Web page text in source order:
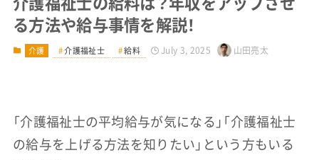
介護福祉士の給料は？年収をアップさせ
る方法や給与事情を解説！
介護 介護福祉士 給料 July 3, 2025 山田亮太
「介護福祉士の平均給与が気になる」「介護福祉士
の給与を上げる方法を知りたい」という方もいる